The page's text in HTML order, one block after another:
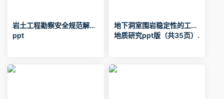
岩土工程勘察安全规范解读.
ppt
地下洞室围岩稳定性的工程
地质研究ppt版（共35页）.